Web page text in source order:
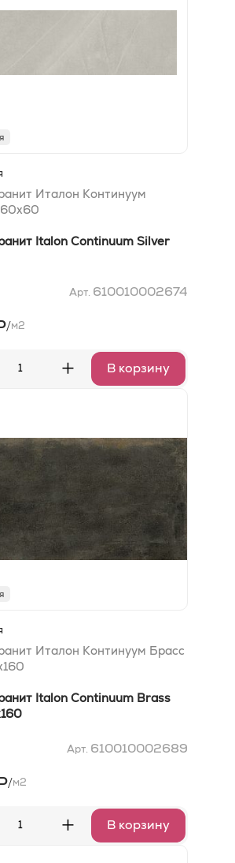
Италон Континуум
Italon Continuum Silver
Арт. 610010002674
/м2
+ В корзину
Италон Континуум Брасс
Italon Continuum Brass
Арт. 610010002689
/м2
+ В корзину